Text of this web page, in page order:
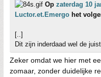
Op zaterdag 10
Luctor.et.Emergo het
[..]
Dit zijn inderdaad wel de
Zeker omdat we hier met
zomaar, zonder duidelijke